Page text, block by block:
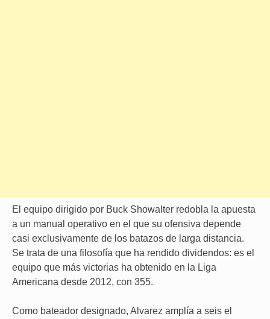
El equipo dirigido por Buck Showalter redobla la apuesta
a un manual operativo en el que su ofensiva depende
casi exclusivamente de los batazos de larga distancia.
Se trata de una filosofía que ha rendido dividendos: es el
equipo que más victorias ha obtenido en la Liga
Americana desde 2012, con 355.
Como bateador designado, Alvarez amplía a seis el